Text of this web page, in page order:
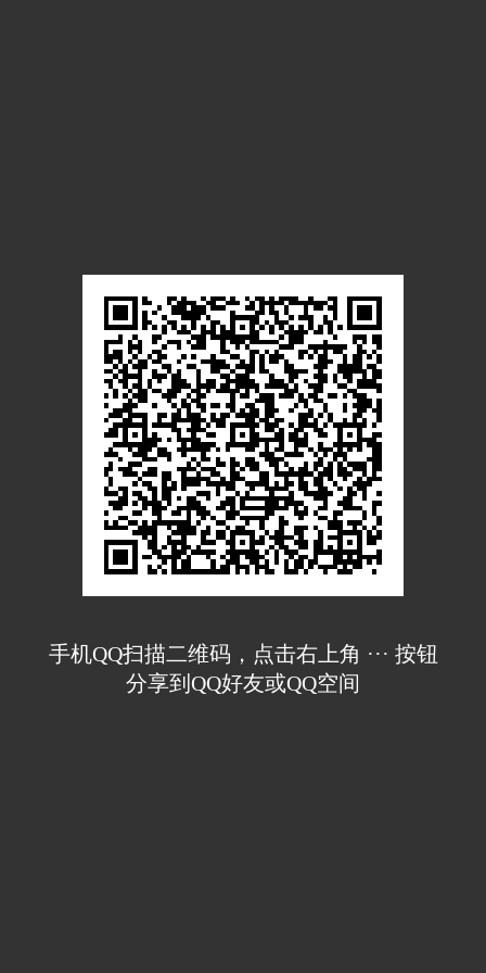
手机QQ扫描二维码，点击右上角 ··· 按钮
分享到QQ好友或QQ空间